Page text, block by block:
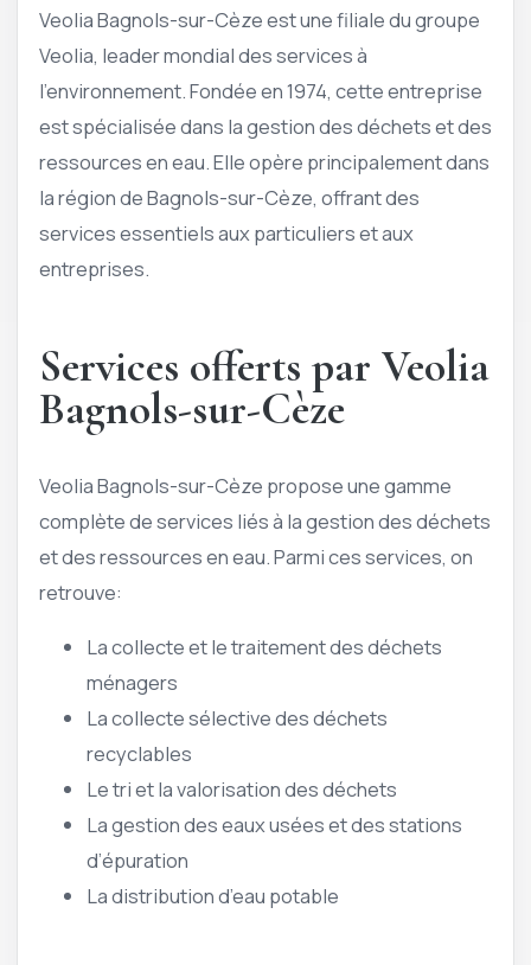
Veolia Bagnols-sur-Cèze est une filiale du groupe
Veolia, leader mondial des services à
l’environnement. Fondée en 1974, cette entreprise
est spécialisée dans la gestion des déchets et des
ressources en eau. Elle opère principalement dans
la région de Bagnols-sur-Cèze, offrant des
services essentiels aux particuliers et aux
entreprises.
Services offerts par Veolia
Bagnols-sur-Cèze
Veolia Bagnols-sur-Cèze propose une gamme
complète de services liés à la gestion des déchets
et des ressources en eau. Parmi ces services, on
retrouve:
La collecte et le traitement des déchets
ménagers
La collecte sélective des déchets
recyclables
Le tri et la valorisation des déchets
La gestion des eaux usées et des stations
d’épuration
La distribution d’eau potable